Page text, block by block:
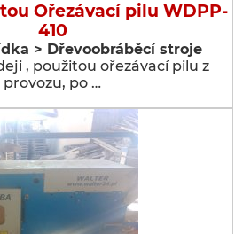
Ořezávací pilu WDPP-
410
> Dřevoobráběcí stroje
, použitou ořezávací pilu z
provozu, po …